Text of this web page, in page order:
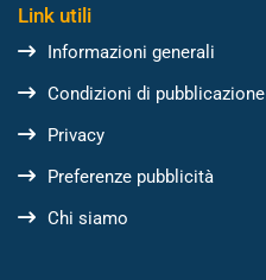
Link utili
Informazioni generali
Condizioni di pubblicazione
Privacy
Preferenze pubblicità
Chi siamo